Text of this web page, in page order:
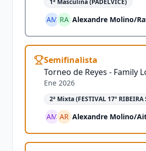
1ª Masculina (PADELVICE)
AM RA Alexandre Molino/
Semifinalista
Torneo de Reyes - Family
Ene 2026
2ª Mixta (FESTIVAL 17º RIBEIRA
AM AR Alexandre Molino/